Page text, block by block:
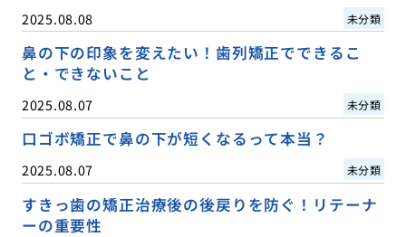
2025.08.08 未分類
鼻の下の印象を変えたい！歯列矯正でできるこ
と・できないこと
2025.08.07 未分類
口ゴボ矯正で鼻の下が短くなるって本当？
2025.08.07 未分類
すきっ歯の矯正治療後の後戻りを防ぐ！リテーナ
ーの重要性